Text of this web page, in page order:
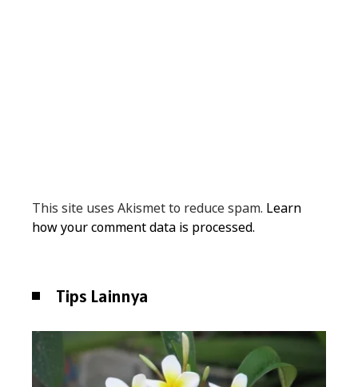
This site uses Akismet to reduce spam. Learn
how your comment data is processed.
Tips Lainnya